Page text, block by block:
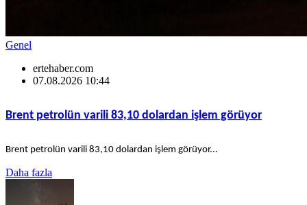
Genel
ertehaber.com
07.08.2026 10:44
Brent petrolün varili 83,10 dolardan işlem görüyor
Brent petrolün varili 83,10 dolardan işlem görüyor...
Daha fazla